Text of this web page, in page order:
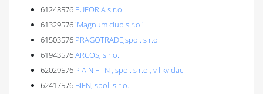
61248576 EUFORIA s.r.o.
61329576'Magnum club s.r.o.'
61503576 PRAGOTRADE,spol. s r.o.
61943576ARCOS, s.r.o.
62029576 P A N F I N , spol. s r.o., v likvidaci
62417576 BIEN, spol. s r.o.